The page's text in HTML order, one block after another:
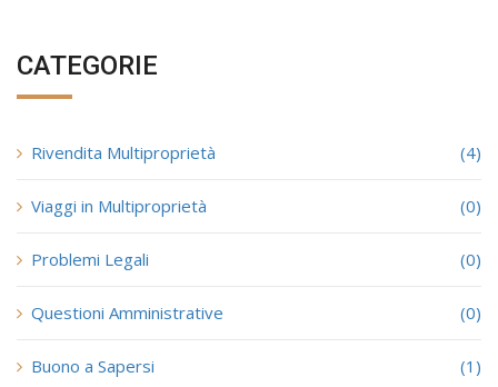
CATEGORIE
Rivendita Multiproprietà (4)
Viaggi in Multiproprietà (0)
Problemi Legali (0)
Questioni Amministrative (0)
Buono a Sapersi (1)